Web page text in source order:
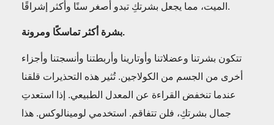
الميت، مما يجعل بشرتكِ تبدو أصغر سنًا وأكثر إشراقًا.
بشرة أكثر تماسكًا ومرونة.
تتكون بشرتنا وعضلاتنا وأوتارينا وأربطتنا وأنسجتنا وأجزاء
أخرى من الجسم من الكولاجين. تُثير هذه التحذيرات قلقنا
عندما تنخفض القراءة عن المعدل الطبيعي. إذا استعدتِ
جمال بشرتكِ، فلن تتفاقم. استخدمي لومينالوكس. هذا